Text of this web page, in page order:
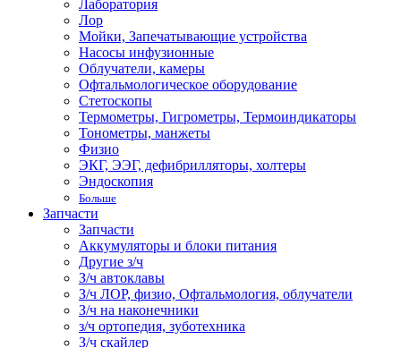
Лаборатория
Лор
Мойки, Запечатывающие устройства
Насосы инфузионные
Облучатели, камеры
Офтальмологическое оборудование
Стетоскопы
Термометры, Гигрометры, Термоиндикаторы
Тонометры, манжеты
Физио
ЭКГ, ЭЭГ, дефибрилляторы, холтеры
Эндоскопия
Больше
Запчасти
Запчасти
Аккумуляторы и блоки питания
Другие з/ч
З/ч автоклавы
З/ч ЛОР, физио, Офтальмология, облучатели
З/ч на наконечники
з/ч ортопедия, зуботехника
З/ч скайлер